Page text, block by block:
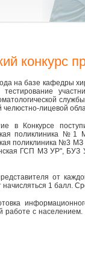
конкурс
на базе кафедры
челюстно-лицевой
в Конкурсе
поликлиника
поликлиника
ГСП МЗ УР", БУЗ
от
1 балл.
работе с